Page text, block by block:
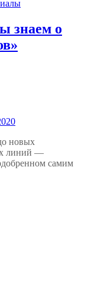
знаем о
новых
линий —
самим